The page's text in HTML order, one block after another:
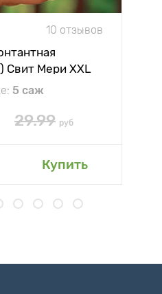
10 отзывов
Свит Мери XXL
5 саж
29.99 руб
Купить